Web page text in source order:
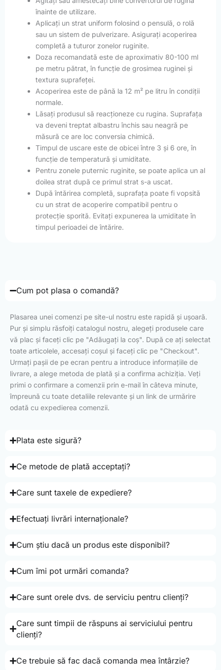
înainte de utilizare.
Aplicați un strat uniform folosind o pensulă, o rolă
sau un sistem de pulverizare. Asigurați acoperirea
completă a tuturor zonelor ruginite.
Doza recomandată este de aproximativ 80-100 ml
pe metru pătrat, în funcție de grosimea ruginei și
textura suprafeței.
Acoperirea este de până la 12 m² pe litru în condiții
normale.
Lăsați produsul să reacționeze cu rugina. Suprafața
va deveni treptat albastru închis sau neagră pe
măsură ce are loc conversia chimică.
Timpul de uscare este de obicei între 3 și 6 ore, în
funcție de temperatură și umiditate.
Pentru zonele puternic ruginite, se poate aplica un al
doilea strat după ce primul strat s-a uscat.
După întărirea completă, suprafața poate fi vopsită
cu un strat de acoperire compatibil pentru o
protecție sporită. Evitați expunerea la umiditate în
timpul perioadei de întărire.
Cum pot plasa o comandă?
Plasarea unei comenzi pe site-ul nostru este rapidă și ușoară.
Pur și simplu răsfoiți catalogul nostru, alegeți produsele care
vă plac și faceți clic pe "Adăugați la coș". După ce ați selectat
toate articolele, accesați coșul și faceți clic pe "Checkout".
Urmați pașii de pe ecran pentru a introduce informațiile de
livrare, a alege metoda de plată și a confirma achiziția. Veți
primi o confirmare a comenzii prin e-mail în câteva minute,
împreună cu toate detaliile relevante și un link de urmărire
odată cu expedierea comenzii.
Plata este sigură?
Ce metode de plată acceptați?
Care sunt taxele de expediere?
Efectuați livrări internaționale?
Cum știu dacă un produs este disponibil?
Cum îmi pot urmări comanda?
Care sunt orele dvs. de serviciu pentru clienți?
Care sunt timpii de răspuns ai serviciului pentru
clienți?
Ce trebuie să fac dacă comanda mea întârzie?